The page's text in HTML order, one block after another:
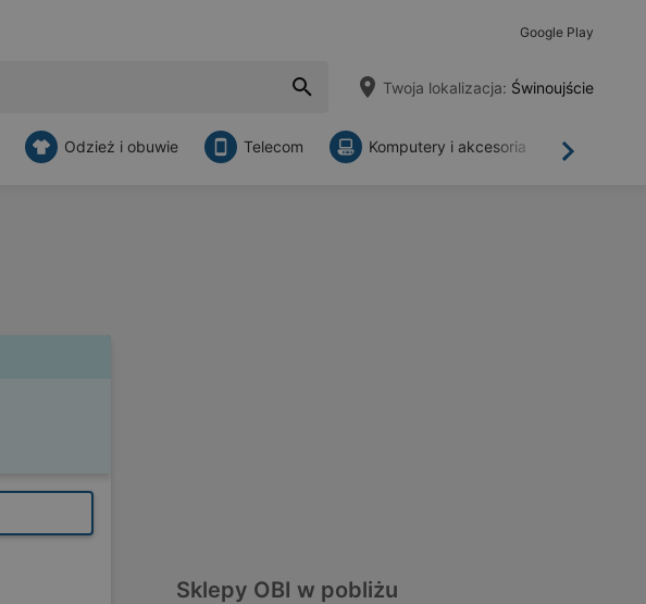
Google Play
Twoja lokalizacja: Świnoujście
Dalej
Odzież i obuwie Telecom Komputery i akcesoria
Sklepy OBI w pobliżu